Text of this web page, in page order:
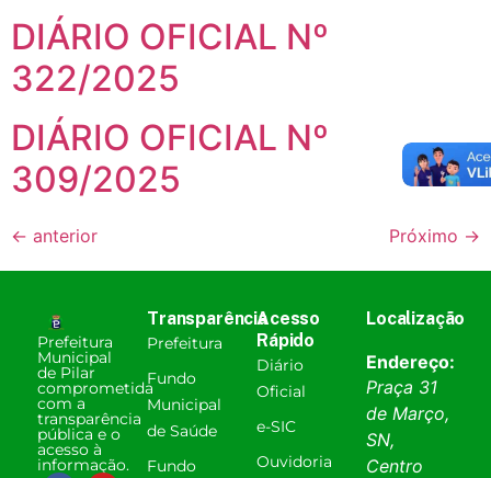
DIÁRIO OFICIAL Nº
322/2025
DIÁRIO OFICIAL Nº
309/2025
← anterior Próximo →
Prefeitura
Municipal
de Pilar
comprometida
com a
transparência
pública e o
acesso à
informação.
Transparência
Prefeitura
Fundo
Municipal
de Saúde
Fundo
Acesso
Rápido
Diário
Oficial
e-SIC
Ouvidoria
Localização
Endereço:
Praça 31
de Março,
SN,
Centro